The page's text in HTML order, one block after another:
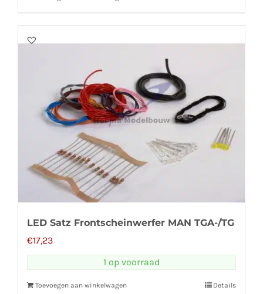
LED Satz Frontscheinwerfer MAN TGA-/TG
€17,23
1 op voorraad
Toevoegen aan winkelwagen Details